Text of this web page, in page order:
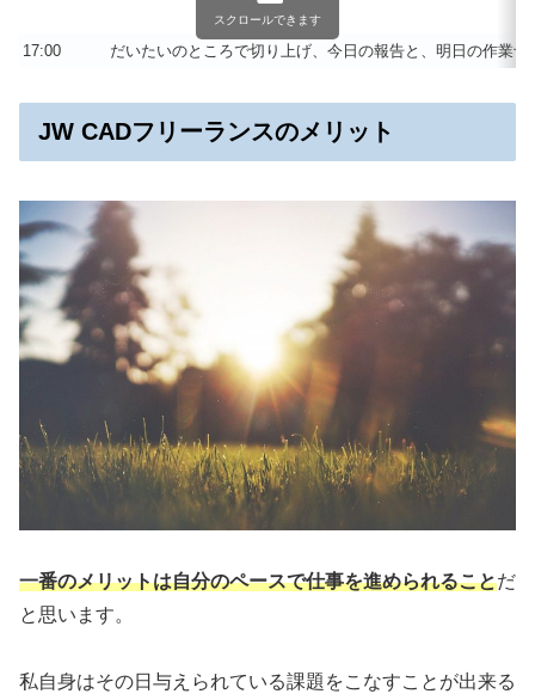
17:00 だいたいのところで切り上げ、今日の報告と、明日の作業予
スクロールできます
JW CADフリーランスのメリット
一番のメリットは自分のペースで仕事を進められることだ
と思います。
私自身はその日与えられている課題をこなすことが出来る